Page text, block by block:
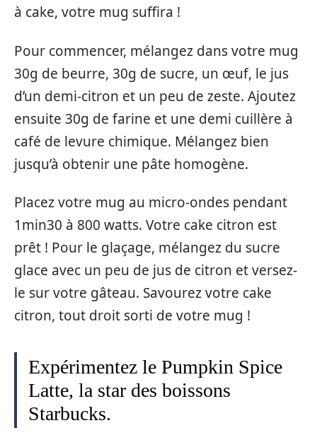
à cake, votre mug suffira !
Pour commencer, mélangez dans votre mug
30g de beurre, 30g de sucre, un œuf, le jus
d’un demi-citron et un peu de zeste. Ajoutez
ensuite 30g de farine et une demi cuillère à
café de levure chimique. Mélangez bien
jusqu’à obtenir une pâte homogène.
Placez votre mug au micro-ondes pendant
1min30 à 800 watts. Votre cake citron est
prêt ! Pour le glaçage, mélangez du sucre
glace avec un peu de jus de citron et versez-
le sur votre gâteau. Savourez votre cake
citron, tout droit sorti de votre mug !
Expérimentez le Pumpkin Spice
Latte, la star des boissons
Starbucks.